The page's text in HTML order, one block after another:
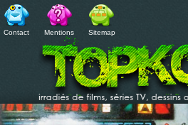
Contact Mentions Sitemap